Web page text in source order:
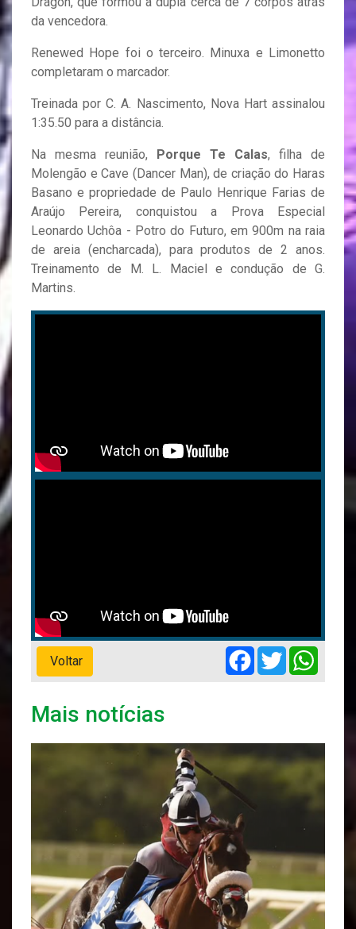
da vencedora.
Renewed Hope foi o terceiro. Minuxa e Limonetto
completaram o marcador.
Treinada por C. A. Nascimento, Nova Hart assinalou
1:35.50 para a distância.
Na mesma reunião, Porque Te Calas, filha de
Molengão e Cave (Dancer Man), de criação do Haras
Basano e propriedade de Paulo Henrique Farias de
Araújo Pereira, conquistou a Prova Especial
Leonardo Uchôa - Potro do Futuro, em 900m na raia
de areia (encharcada), para produtos de 2 anos.
Treinamento de M. L. Maciel e condução de G.
Martins.
Voltar
Facebook
Twitter
Mais notícias